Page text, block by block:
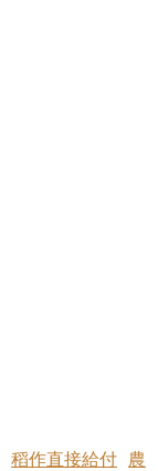
稻作直接給付
農